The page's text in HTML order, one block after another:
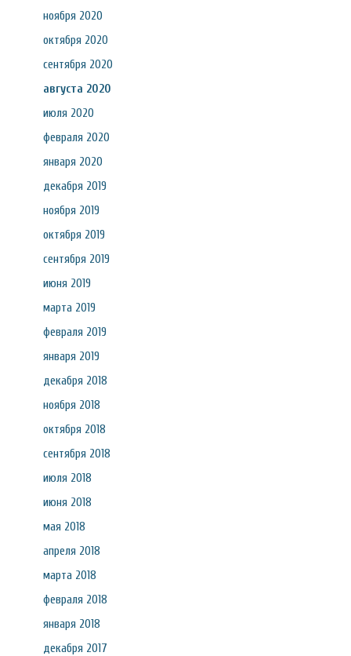
ноября 2020
октября 2020
сентября 2020
августа 2020
июля 2020
февраля 2020
января 2020
декабря 2019
ноября 2019
октября 2019
сентября 2019
июня 2019
марта 2019
февраля 2019
января 2019
декабря 2018
ноября 2018
октября 2018
сентября 2018
июля 2018
июня 2018
мая 2018
апреля 2018
марта 2018
февраля 2018
января 2018
декабря 2017